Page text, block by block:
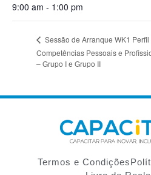
9:00 am - 1:00 pm
Sessão de Arranque WK1 Perfil
Competências Pessoais e
– Grupo I e Grupo II
Termos e Condições